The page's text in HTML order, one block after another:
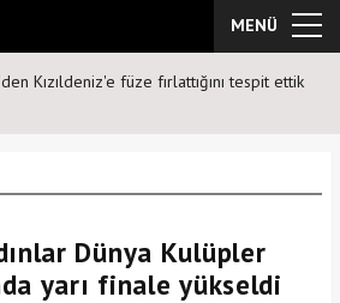
MENÜ
Kızıldeniz'e füze fırlattığını tespit ettik
Dünya Kulüpler
yarı finale yükseldi